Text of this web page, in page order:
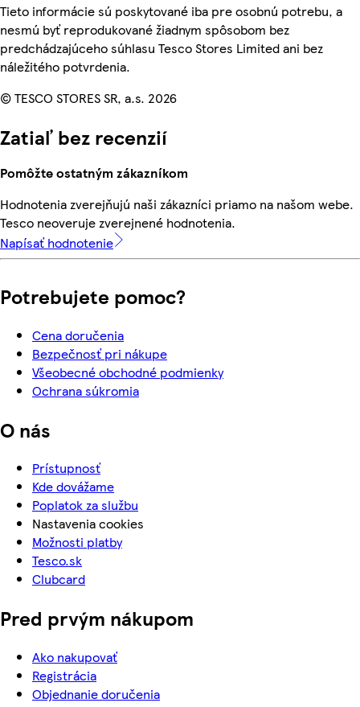
Tieto informácie sú poskytované iba pre osobnú potrebu, a
nesmú byť reprodukované žiadnym spôsobom bez
predchádzajúceho súhlasu Tesco Stores Limited ani bez
náležitého potvrdenia.
© TESCO STORES SR, a.s. 2026
Zatiaľ bez recenzií
Pomôžte ostatným zákazníkom
Hodnotenia zverejňujú naši zákazníci priamo na našom webe.
Tesco neoveruje zverejnené hodnotenia.
Napísať hodnotenie
Potrebujete pomoc?
Cena doručenia
Bezpečnosť pri nákupe
Všeobecné obchodné podmienky
Ochrana súkromia
O nás
Prístupnosť
Kde dovážame
Poplatok za službu
Nastavenia cookies
Možnosti platby
Tesco.sk
Clubcard
Pred prvým nákupom
Ako nakupovať
Registrácia
Objednanie doručenia